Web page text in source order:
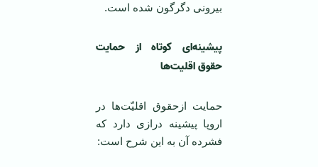
بیرونی دگرگون شده است.
پیشینه‌ای کوتاه از حمایت
حقوق اقلیت‌ها
حمایت ازحقوق اقلیّت‌ها در
اروپا پیشینه درازی دارد که
فشرده آن به این شرح است: